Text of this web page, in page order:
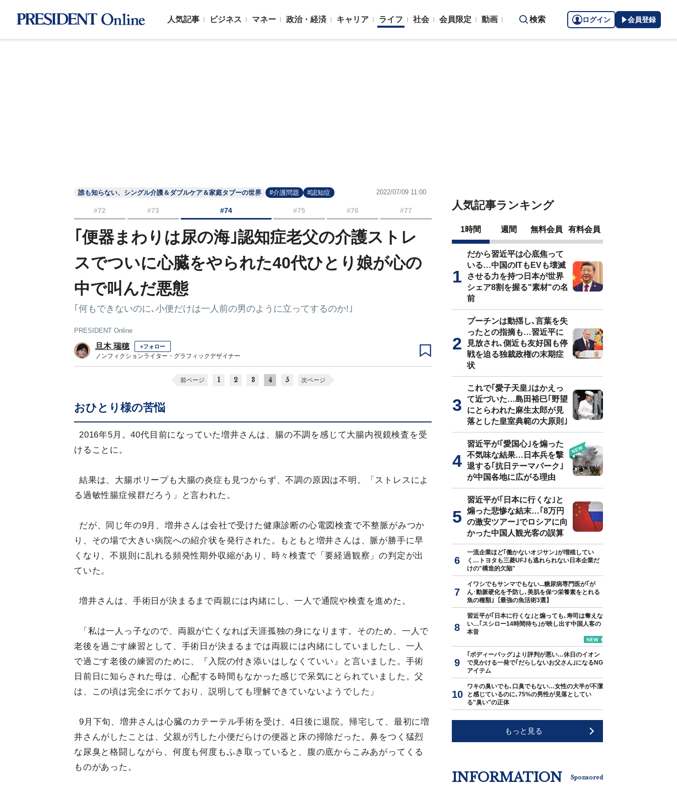
人気記事 ビジネス マネー 政治・経済 キャリア ライフ 社会 会員限定 動画 検索 ログイン 会員登録
誰も知らない、シングル介護＆ダブルケア＆家庭タブーの世界 #介護問題 #認知症 2022/07/09 11:00
#72 #73 #74 #75 #76 #77
｢便器まわりは尿の海｣認知症老父の介護ストレ
スでついに心臓をやられた40代ひとり娘が心の
中で叫んだ悪態
｢何もできないのに､小便だけは一人前の男のように立ってするのか!｣
PRESIDENT Online
旦木 瑞穂 +フォロー
ノンフィクションライター・グラフィックデザイナー
前ページ 1 2 3 4 5 次ページ
おひとり様の苦悩
2016年5月。40代目前になっていた増井さんは、腸の不調を感じて大腸内視鏡検査を受
けることに。
結果は、大腸ポリープも大腸の炎症も見つからず、不調の原因は不明。「ストレスによ
る過敏性腸症候群だろう」と言われた。
だが、同じ年の9月、増井さんは会社で受けた健康診断の心電図検査で不整脈がみつか
り、その場で大きい病院への紹介状を発行された。もともと増井さんは、脈が勝手に早
くなり、不規則に乱れる頻発性期外収縮があり、時々検査で「要経過観察」の判定が出
ていた。
増井さんは、手術日が決まるまで両親には内緒にし、一人で通院や検査を進めた。
「私は一人っ子なので、両親が亡くなれば天涯孤独の身になります。そのため、一人で
老後を過ごす練習として、手術日が決まるまでは両親には内緒にしていましたし、一人
で過ごす老後の練習のために、『入院の付き添いはしなくていい』と言いました。手術
日前日に知らされた母は、心配する時間もなかった感じで呆気にとられていました。父
は、この頃は完全にボケており、説明しても理解できていないようでした」
9月下旬、増井さんは心臓のカテーテル手術を受け、4日後に退院。帰宅して、最初に増
井さんがしたことは、父親が汚した小便だらけの便器と床の掃除だった。鼻をつく猛烈
な尿臭と格闘しながら、何度も何度もふき取っていると、腹の底からこみあがってくる
ものがあった。
人気記事ランキング
1時間 週間 無料会員 有料会員
だから習近平は心底焦って
いる…中国のITもEVも壊滅
させる力を持つ日本が世界
シェア8割を握る"素材"の名
前
プーチンは動揺し､言葉を失
ったとの指摘も…習近平に
見放され､側近も友好国も停
戦を迫る独裁政権の末期症
状
これで｢愛子天皇｣はかえっ
て近づいた…島田裕巳｢野望
にとらわれた麻生太郎が見
落とした皇室典範の大原則｣
習近平が｢愛国心｣を煽った
不気味な結果…日本兵を撃
退する｢抗日テーマパーク｣
が中国各地に広がる理由
習近平が｢日本に行くな｣と
煽った悲惨な結末…｢8万円
の激安ツアー｣でロシアに向
かった中国人観光客の誤算
一流企業ほど｢働かないオジサン｣が増殖してい
く…トヨタも三菱UFJも逃れられない日本企業だ
けの"構造的欠陥"
イワシでもサンマでもない...糖尿病専門医が｢が
ん･動脈硬化を予防し､美肌を保つ栄養素をとれる
魚の種類｣【最強の魚活術3選】
習近平が｢日本に行くな｣と煽っても､寿司は奪えな
い…｢スシロー14時間待ち｣が映し出す中国人客の
本音
｢ボディーバッグ｣より評判が悪い…休日のイオン
で見かける一発で｢だらしないお父さん｣になるNG
アイテム
ワキの臭いでも､口臭でもない…女性の大半が不潔
と感じているのに､75%の男性が見落としてい
る"臭い"の正体
もっと見る
INFORMATION Sponsored